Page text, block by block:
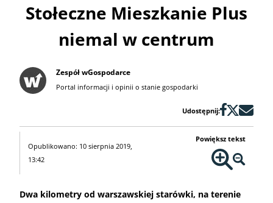
Stołeczne Mieszkanie Plus
niemal w centrum
Zespół wGospodarce
Portal informacji i opinii o stanie gospodarki
Udostępnij:
Opublikowano: 10 sierpnia 2019,
13:42
Powiększ tekst
Dwa kilometry od warszawskiej starówki, na terenie